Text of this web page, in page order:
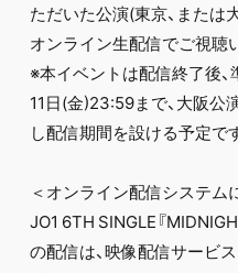
ただいた公演(東京、また
オンライン生配信でご視聴
※本イベントは配信終了後、
11日(金)23:59まで、大阪
し配信期間を設ける予定で
＜オンライン配信システム
JO1 6TH SINGLE『
の配信は、映像配信サービ